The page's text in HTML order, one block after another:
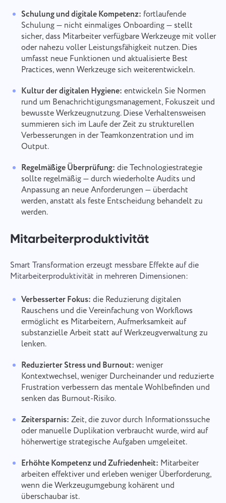
Schulung und digitale Kompetenz: fortlaufende
Schulung — nicht einmaliges Onboarding — stellt
sicher, dass Mitarbeiter verfügbare Werkzeuge mit voller
oder nahezu voller Leistungsfähigkeit nutzen. Dies
umfasst neue Funktionen und aktualisierte Best
Practices, wenn Werkzeuge sich weiterentwickeln.
Kultur der digitalen Hygiene: entwickeln Sie Normen
rund um Benachrichtigungsmanagement, Fokuszeit und
bewusste Werkzeugnutzung. Diese Verhaltensweisen
summieren sich im Laufe der Zeit zu strukturellen
Verbesserungen in der Teamkonzentration und im
Output.
Regelmäßige Überprüfung: die Technologiestrategie
sollte regelmäßig — durch wiederholte Audits und
Anpassung an neue Anforderungen — überdacht
werden, anstatt als feste Entscheidung behandelt zu
werden.
Mitarbeiterproduktivität
Smart Transformation erzeugt messbare Effekte auf die
Mitarbeiterproduktivität in mehreren Dimensionen:
Verbesserter Fokus: die Reduzierung digitalen
Rauschens und die Vereinfachung von Workflows
ermöglicht es Mitarbeitern, Aufmerksamkeit auf
substanzielle Arbeit statt auf Werkzeugverwaltung zu
lenken.
Reduzierter Stress und Burnout: weniger
Kontextwechsel, weniger Durcheinander und reduzierte
Frustration verbessern das mentale Wohlbefinden und
senken das Burnout-Risiko.
Zeitersparnis: Zeit, die zuvor durch Informationssuche
oder manuelle Duplikation verbraucht wurde, wird auf
höherwertige strategische Aufgaben umgeleitet.
Erhöhte Kompetenz und Zufriedenheit: Mitarbeiter
arbeiten effektiver und erleben weniger Überforderung,
wenn die Werkzeugumgebung kohärent und
überschaubar ist.
Sie der Verarbeitung Ihrer personenbezogenen Daten
gemäß den Datenschutzbestimmungen.
Senden